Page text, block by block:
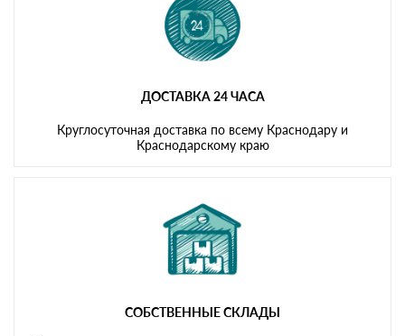
ДОСТАВКА 24 ЧАСА
Круглосуточная доставка по всему Краснодару и
Краснодарскому краю
СОБСТВЕННЫЕ СКЛАДЫ